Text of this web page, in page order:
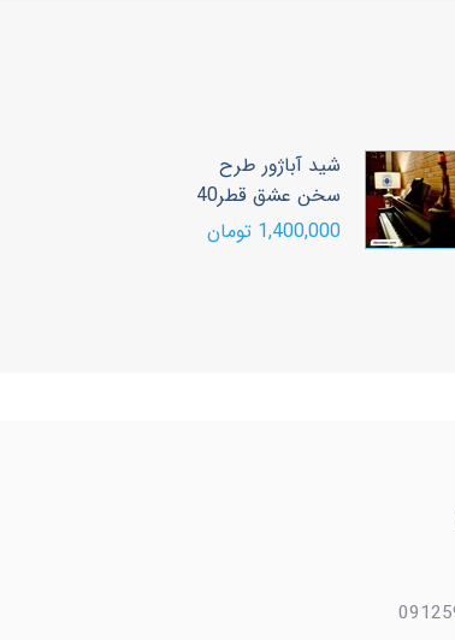
شید آباژور طرح
سخن عشق قطر40
1,400,000 تومان